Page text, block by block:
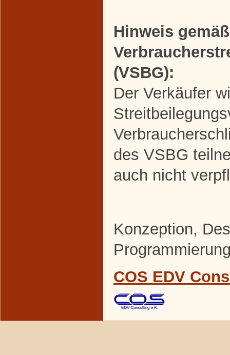
Hinweis
(VSBG):
Der Verkäufer
des VSBG
auch nicht
Konzeption,
COS EDV